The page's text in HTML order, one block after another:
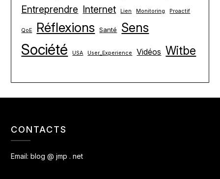
Entreprendre Internet Lien Monitoring Proactif
QoE Réflexions Santé Sens
Société USA User_Experience Vidéos Witbe
CONTACTS
Email: blog @ jmp . net